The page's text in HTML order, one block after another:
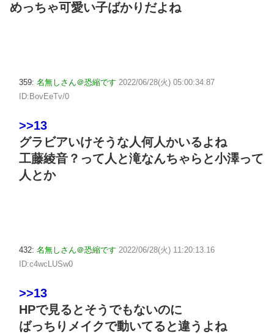
めっちゃ可愛い子ばかりだよね
359: 名無しさん＠恐縮です 2022/06/28(火) 05:00:34.87
ID:BovEeTv/0
>>13
グラビアいけそうな人何人かいるよね
工藤綾音？って人と滝なんちゃらと小澤って
人とか
432: 名無しさん＠恐縮です 2022/06/28(火) 11:20:13.16
ID:c4wcLUSw0
>>13
HPで見るとそうでもないのに
ばっちりメイクで動いてると違うよね